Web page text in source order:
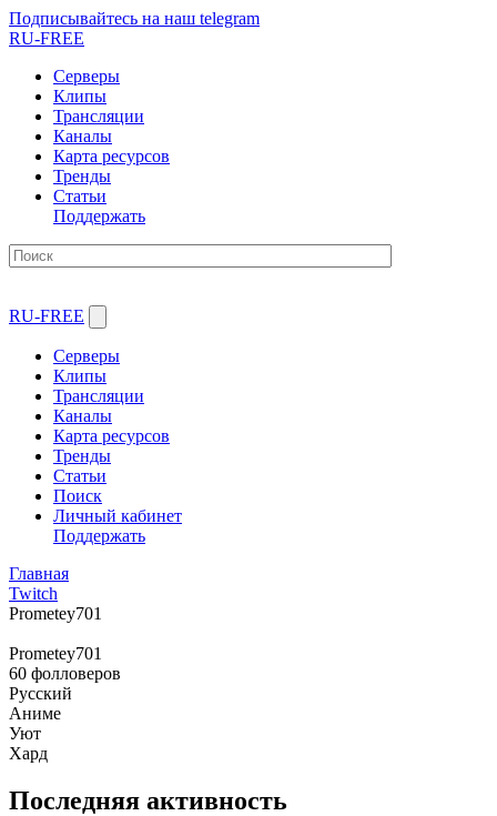
Подписывайтесь на наш telegram
RU-FREE
Серверы
Клипы
Трансляции
Каналы
Карта ресурсов
Тренды
Статьи
Поддержать
RU-FREE
Серверы
Клипы
Трансляции
Каналы
Карта ресурсов
Тренды
Статьи
Поиск
Личный кабинет
Поддержать
Главная
Twitch
Prometey701
Prometey701
60 фолловеров
Русский
Аниме
Уют
Хард
Последняя активность